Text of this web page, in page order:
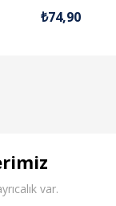
5.00oy aldı
₺74,90
var.